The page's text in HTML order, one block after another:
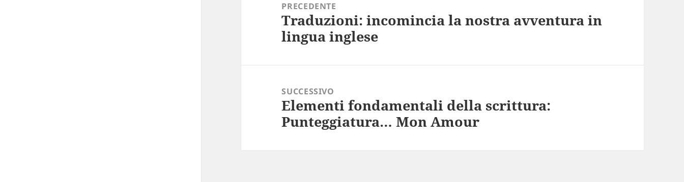
PRECEDENTE
Articolo
precedente:
Traduzioni: incomincia la nostra avventura in
lingua inglese
SUCCESSIVO
Articolo
successivo:
Elementi fondamentali della scrittura:
Punteggiatura… Mon Amour